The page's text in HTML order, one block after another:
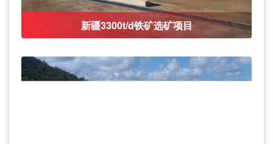
新疆3300t/d铁矿选矿项目